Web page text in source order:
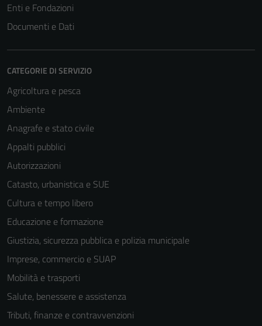
Enti e Fondazioni
Documenti e Dati
CATEGORIE DI SERVIZIO
Agricoltura e pesca
Ambiente
Anagrafe e stato civile
Appalti pubblici
Autorizzazioni
Catasto, urbanistica e SUE
Cultura e tempo libero
Educazione e formazione
Giustizia, sicurezza pubblica e polizia municipale
Imprese, commercio e SUAP
Mobilità e trasporti
Salute, benessere e assistenza
Tributi, finanze e contravvenzioni